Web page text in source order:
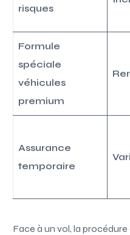
risques
Formule
spéciale
véhicules
premium
Assurance
temporaire
Face à un vol, la